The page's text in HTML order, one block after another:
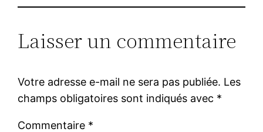
Laisser un commentaire
Votre adresse e-mail ne sera pas publiée. Les
champs obligatoires sont indiqués avec *
Commentaire *